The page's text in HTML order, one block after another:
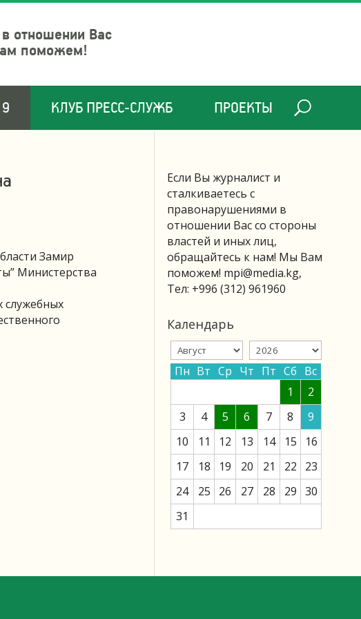
отношении Вас
поможем!
КЛУБ ПРЕСС-СЛУЖБ ПРОЕКТЫ
Замир
Министерства
служебных
Если Вы журналист и
сталкиваетесь с
правонарушениями в
отношении Вас со стороны
властей и иных лиц,
обращайтесь к нам! Мы Вам
поможем! mpi@media.kg,
Тел: +996 (312) 961960
Календарь
Пн Вт Ср Чт Пт Сб Вс
1
2
3
4 5 6 7 8
9
10
11 12 13 14 15
16
17
18 19 20 21 22
23
24
25 26 27 28 29 30
31